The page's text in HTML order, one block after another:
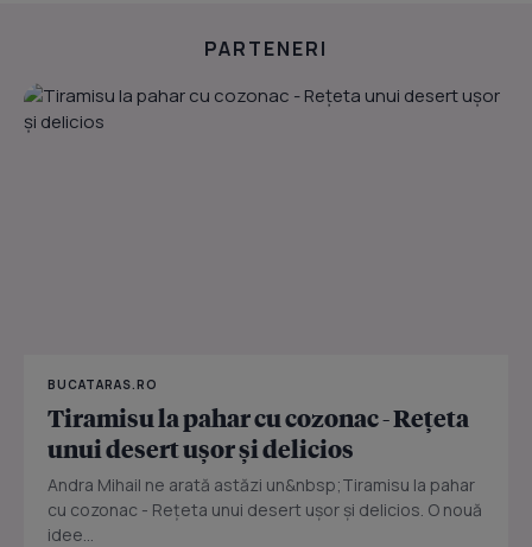
PARTENERI
BUCATARAS.RO
Tiramisu la pahar cu cozonac - Rețeta
unui desert ușor și delicios
Andra Mihail ne arată astăzi un&nbsp;Tiramisu la pahar
cu cozonac - Rețeta unui desert ușor și delicios. O nouă
idee...